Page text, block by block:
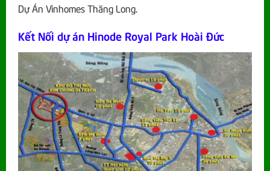
Dự Án Vinhomes Thăng Long.
Kết Nối dự án Hinode Royal Park Hoài Đức